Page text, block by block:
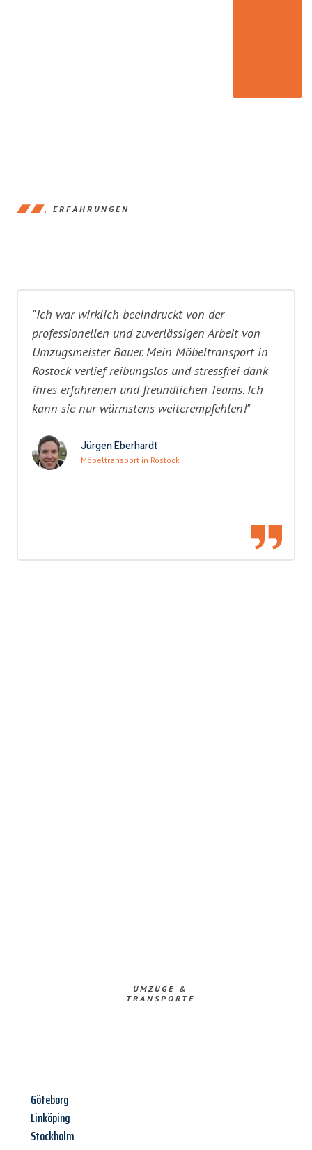
ERFAHRUNGEN
"Ich war wirklich beeindruckt von der
professionellen und zuverlässigen Arbeit von
Umzugsmeister Bauer. Mein Möbeltransport in
Rostock verlief reibungslos und stressfrei dank
ihres erfahrenen und freundlichen Teams. Ich
kann sie nur wärmstens weiterempfehlen!"
Jürgen Eberhardt
Möbeltransport in Rostock
UMZÜGE &
TRANSPORTE
Göteborg
Linköping
Stockholm